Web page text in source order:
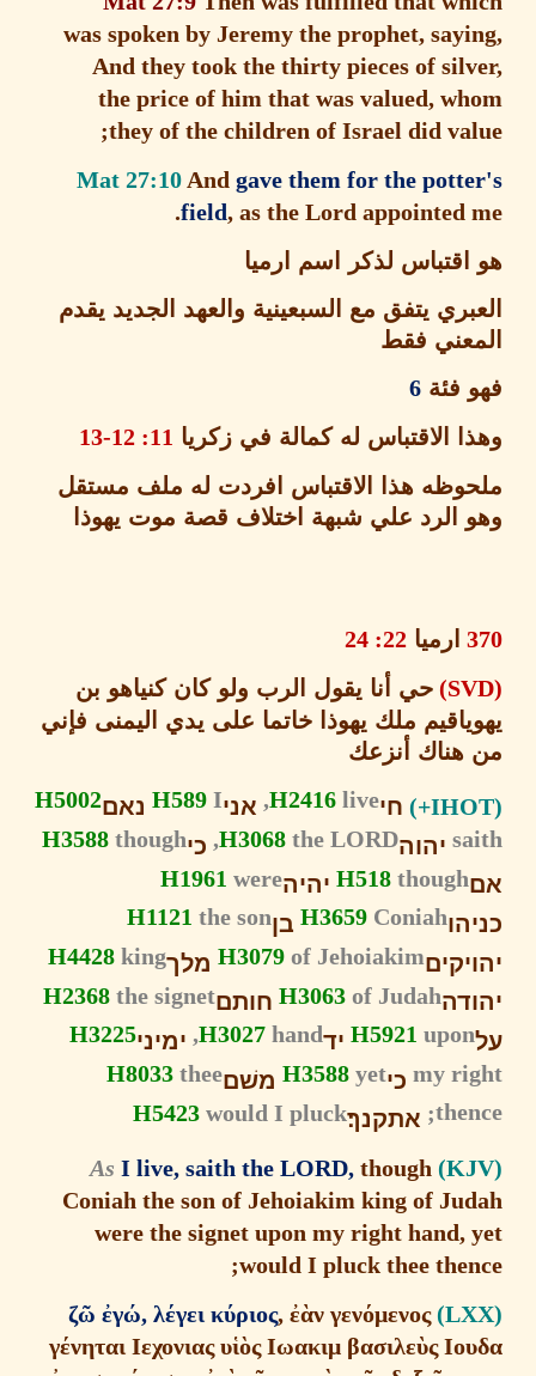
was spoken by Jeremy the prophet,
And they took the thirty pieces of
the price of him that was valued,
they of the children of Israel did
Mat 27:10Andgave them for the
field, as the Lord appointed
لذكر اسم ارميا
يتفق مع السبعينية والعهد الجديد يقدم
فقط
فئة6
الاقتباس له كمالة في زكريا 11: 12-13
هذا الاقتباس افردت له ملف مستقل
الرد علي شبهة اختلاف قصة موت يهوذا
ارميا22: 24
حي أنا يقول الربولو كان كنياهو بن
ملك يهوذا خاتما على يدي اليمنى فإني
أنزعك
חי H2416 live, אני H589I נאםH5002
יהוה H3068the LORD, כי H3588though
H518though יהיה H1961were
H3659Coniah בן H1121the son
H3079of Jehoiakim מלך H4428king
H3063of Judah חותם H2368the signet
H5921 יד H3027hand, ימיניH3225
my כי H3588yet משׁם H8033thee
אתקנך׃ H5423 would I pluck
As I live, saith the LORD,though
Coniah the son of Jehoiakim king of
were the signet upon my right hand,
would I pluck thee
ζῶ ἐγώ , λέγει κ ύριος,ἐὰν γενόμενος
γένηται Ιεχονιας υἱὸς Ιωακιμ βασιλεὺς